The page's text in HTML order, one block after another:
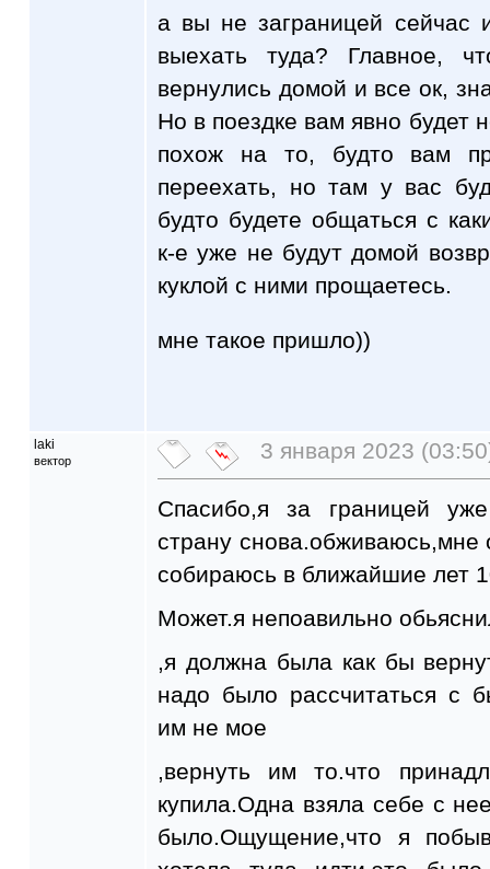
а вы не заграницей сейчас
выехать туда? Главное,
вернулись домой и все ок,
Но в поездке вам явно будет
похож на то, будто вам
переехать, но там у вас
будто будете общаться с
к-е уже не будут домой
куклой с ними прощаетесь.
мне такое пришло))
laki
вектор 3 января 2023
Спасибо,я за границей
страну
собираюсь в ближайшие лет
Может.я непоавильно
,я должна была как бы
надо было рассчитаться с
им не мое
,вернуть им то.что
купила.Одна взяла себе с
было.Ощущение,что я